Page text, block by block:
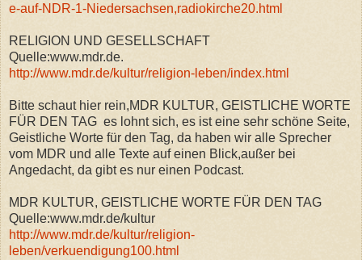
e-auf-NDR-1-Niedersachsen,radiokirche20.html
RELIGION UND GESELLSCHAFT
Quelle:www.mdr.de.
http://www.mdr.de/kultur/religion-leben/index.html
Bitte schaut hier rein,MDR KULTUR, GEISTLICHE WORTE
FÜR DEN TAG es lohnt sich, es ist eine sehr schöne Seite,
Geistliche Worte für den Tag, da haben wir alle Sprecher
vom MDR und alle Texte auf einen Blick,außer bei
Angedacht, da gibt es nur einen Podcast.
MDR KULTUR, GEISTLICHE WORTE FÜR DEN TAG
Quelle:www.mdr.de/kultur
http://www.mdr.de/kultur/religion-
leben/verkuendigung100.html